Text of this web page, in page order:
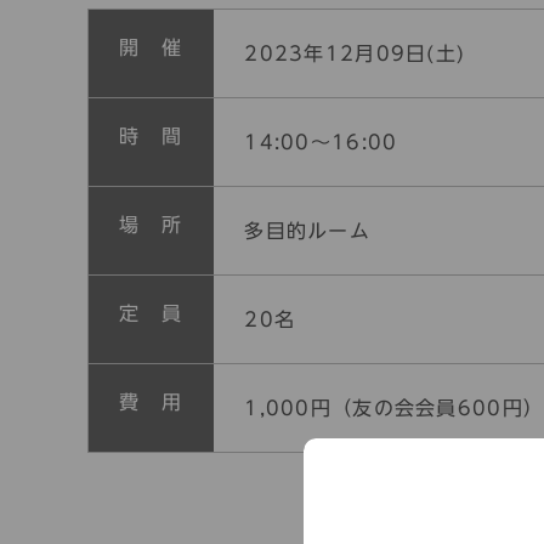
開 催 2023年12月09日(土)
時 間 14:00～16:00
場 所 多目的ルーム
定 員 20名
費 用 1,000円（友の会会員600円）